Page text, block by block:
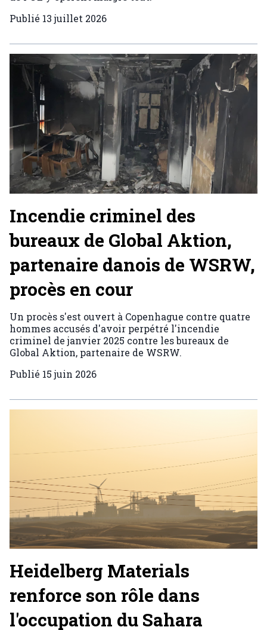
Publié 13 juillet 2026
Incendie criminel des
bureaux de Global Aktion,
partenaire danois de WSRW,
procès en cour
Un procès s'est ouvert à Copenhague contre quatre
hommes accusés d'avoir perpétré l'incendie
criminel de janvier 2025 contre les bureaux de
Global Aktion, partenaire de WSRW.
Publié 15 juin 2026
Heidelberg Materials
renforce son rôle dans
l'occupation du Sahara